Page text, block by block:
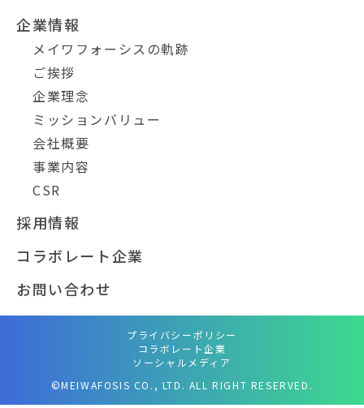
企業情報
メイワフォーシスの軌跡
ご挨拶
企業理念
ミッションバリュー
会社概要
事業内容
CSR
採用情報
コラボレート企業
お問い合わせ
プライバシーポリシー
コラボレート企業
ソーシャルメディア
©MEIWAFOSIS CO., LTD. ALL RIGHT RESERVED.